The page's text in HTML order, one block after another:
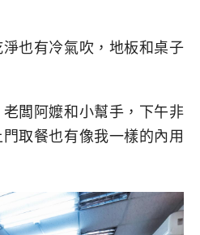
也有冷氣吹，地板和桌子
闆阿嬤和小幫手，下午非
取餐也有像我一樣的內用